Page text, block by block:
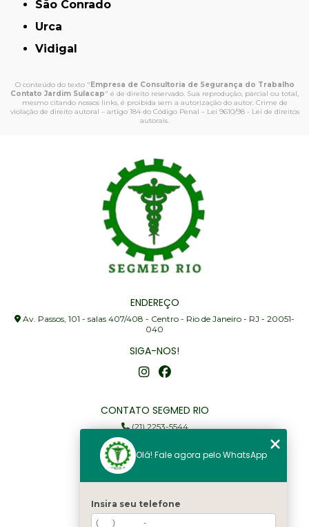
São Conrado
Urca
Vidigal
O conteúdo do texto " Empresa de Consultoria de Segurança do Trabalho
Contato Jardim Sulacap" é de direito reservado. Sua reprodução, parcial ou total,
mesmo citando nossos links, é proibida sem a autorização do autor. Crime de
violação de direito autoral – artigo 184 do Código Penal – Lei 9610/98 - Lei de direitos
autorais.
ENDEREÇO
Av. Passos, 101 - salas 407/408 - Centro - Rio de Janeiro - RJ - 20051-
040
SIGA-NOS!
CONTATO SEGMED RIO
(21) 2253-5544
(21) 97905-3352
segmed@segmedrio.com.br
Home
Olá! Fale agora pelo WhatsApp
Insira seu telefone